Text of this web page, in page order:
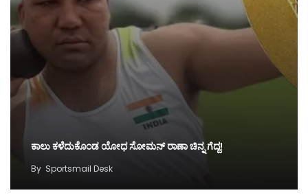
ಕಾಲು ಕಳೆದುಕೊಂಡ ಯೋಧ ಸೋಮನ್ ರಾಣಾ ಚಿನ್ನ ಗೆದ್ದ!
By Sportsmail Desk